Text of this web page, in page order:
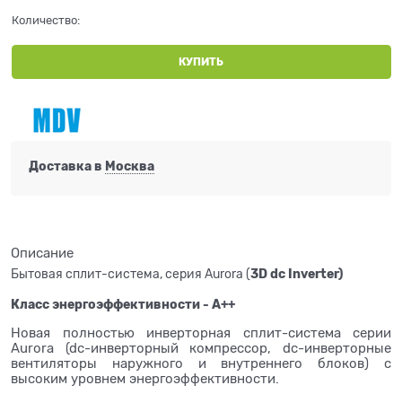
Количество:
КУПИТЬ
Доставка в Москва
Описание
Бытовая сплит-система, серия Aurora (3D dc Inverter)
Класс энергоэффективности - А++
Новая полностью инверторная сплит-система серии
Aurora (dc-инверторный компрессор, dc-инверторные
вентиляторы наружного и внутреннего блоков) с
высоким уровнем энергоэффективности.